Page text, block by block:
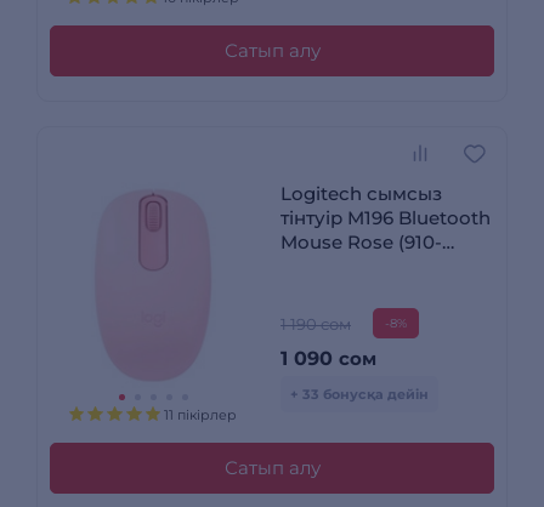
Сатып алу
11 пікірлер
Logitech сымсыз
тінтуір M196 Bluetooth
Mouse Rose (910-
1 190 сом -8%
1 090 сом
+ 33 бонусқа дейін
Сатып алу